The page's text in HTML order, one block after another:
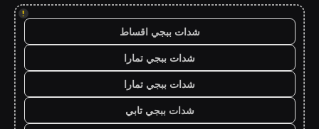
!
شدات ببجي اقساط
شدات ببجي تمارا
شدات ببجي تمارا
شدات ببجي تابي